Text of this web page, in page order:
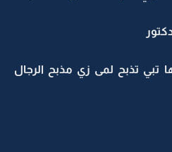
تبي تذبح لمى زي مذبح الرجال